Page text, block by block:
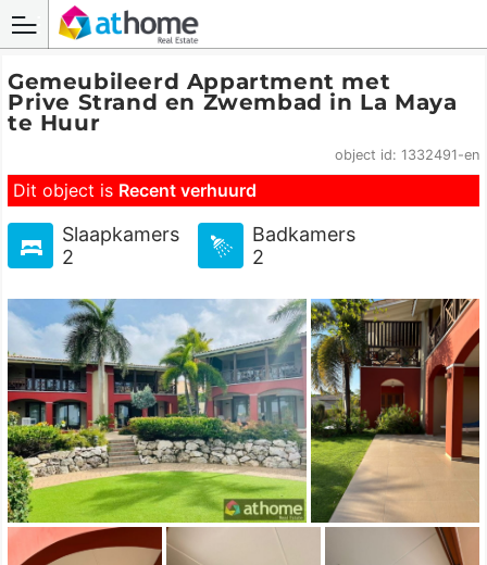
Gemeubileerd Appartment met
Prive Strand en Zwembad in La Maya
te Huur
object id: 1332491-en
Dit object is Recent verhuurd
Slaapkamers
2
Badkamers
2